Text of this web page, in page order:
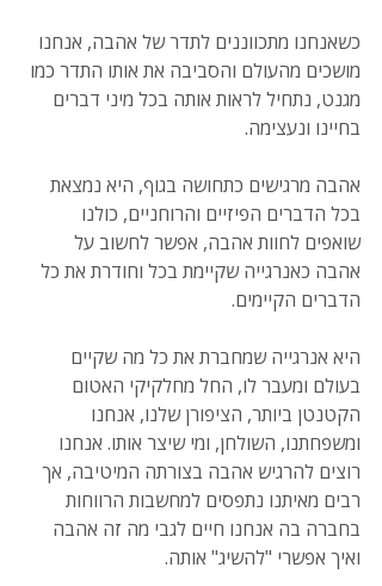
כשאנחנו מתכווננים לתדר של אהבה, אנחנו
מושכים מהעולם והסביבה את אותו התדר כמו
מגנט, נתחיל לראות אותה בכל מיני דברים
בחיינו ונעצימה.
אהבה מרגישים כתחושה בגוף, היא נמצאת
בכל הדברים הפיזיים והרוחניים, כולנו
שואפים לחוות אהבה, אפשר לחשוב על
אהבה כאנרגייה שקיימת בכל וחודרת את כל
הדברים הקיימים.
היא אנרגייה שמחברת את כל מה שקיים
בעולם ומעבר לו, החל מחלקיקי האטום
הקטנטן ביותר, הציפורן שלנו, אנחנו
ומשפחתנו, השולחן, ומי שיצר אותו. אנחנו
רוצים להרגיש אהבה בצורתה המיטיבה, אך
רבים מאיתנו נתפסים למחשבות הרווחות
בחברה בה אנחנו חיים לגבי מה זה אהבה
ואיך אפשרי "להשיג" אותה.